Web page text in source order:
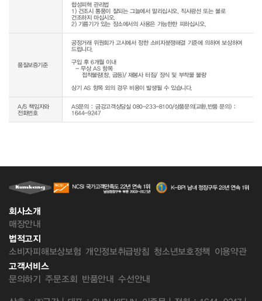
합성피혁 관리법
1) 건조시 통풍이 잘되는 그늘에서 말리십시오. 직사광선 또는 불로
건조하지 마십시오.
2) 기름기가 있는 장소에서의 사용은 가능한한 피하십시오.
품질보증기준
공정거래 위원회가 고시에서 정한 소비자분쟁해결 기준에 의하여 보상하여
드립니다.
구입 후 6개월 이내
  - 무상 AS 항목
상기 AS 항목 외의 경우 비용이 발생될 수 있습니다.
A/S 책임자와
전화번호
AS문의 : 금강고객상담실 080-233-8100/상품문의(교환,반품 문의) :
1644-9247
회사소개
매장안내
법적고지
소비자피해보상보험 개인정보취급방침 청소년보호정책 이용약관
고객서비스
문의하기 주문조회 반품안내 수선안내